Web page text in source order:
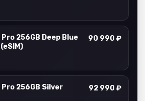
256GB Deep Blue
90 990 ₽
256GB Silver
92 990 ₽